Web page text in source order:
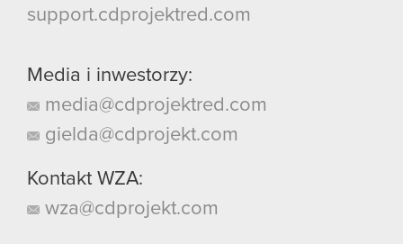
support.cdprojektred.com
Media i inwestorzy:
media@cdprojektred.com
gielda@cdprojekt.com
Kontakt WZA:
wza@cdprojekt.com